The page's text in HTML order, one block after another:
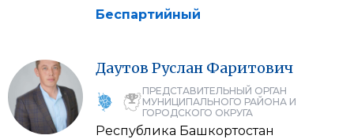
Беспартийный
Даутов Руслан Фаритович
ПРЕДСТАВИТЕЛЬНЫЙ ОРГАН
МУНИЦИПАЛЬНОГО РАЙОНА И
ГОРОДСКОГО ОКРУГА
Республика Башкортостан